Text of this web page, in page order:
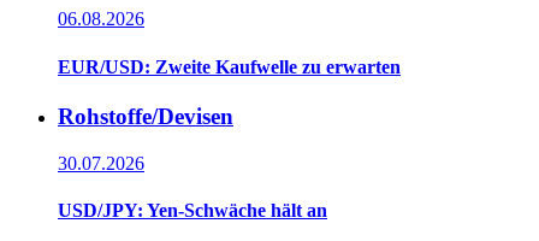
06.08.2026
EUR/USD: Zweite Kaufwelle zu erwarten
Rohstoffe/Devisen
30.07.2026
USD/JPY: Yen-Schwäche hält an